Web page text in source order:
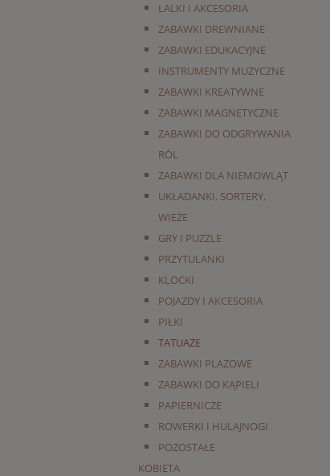
LALKI I AKCESORIA
ZABAWKI DREWNIANE
ZABAWKI EDUKACYJNE
INSTRUMENTY MUZYCZNE
ZABAWKI KREATYWNE
ZABAWKI MAGNETYCZNE
ZABAWKI DO ODGRYWANIA
RÓL
ZABAWKI DLA NIEMOWLĄT
UKŁADANKI, SORTERY,
WIEŻE
GRY I PUZZLE
PRZYTULANKI
KLOCKI
POJAZDY I AKCESORIA
PIŁKI
TATUAŻE
ZABAWKI PLAŻOWE
ZABAWKI DO KĄPIELI
PAPIERNICZE
ROWERKI I HULAJNOGI
POZOSTAŁE
KOBIETA